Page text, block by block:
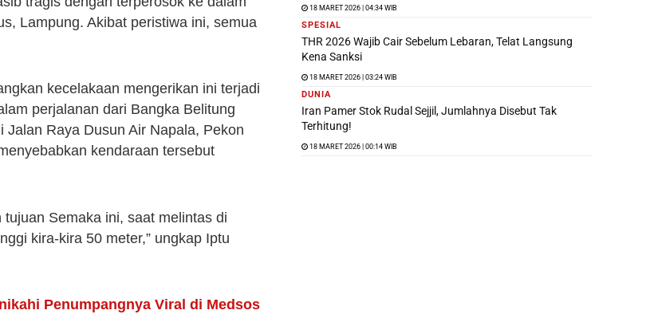
Lampung. Akibat peristiwa ini, semua
kecelakaan mengerikan ini terjadi
perjalanan dari Bangka Belitung
Jalan Raya Dusun Air Napala, Pekon
kendaraan tersebut
Semaka ini, saat melintas di
kira-kira 50 meter,” ungkap Iptu
Penumpangnya Viral di Medsos
18 MARET 2026 | 04:34 WIB
SPESIAL
THR 2026 Wajib Cair Sebelum Lebaran, Telat Langsung
Kena Sanksi
18 MARET 2026 | 03:24 WIB
DUNIA
Iran Pamer Stok Rudal Sejjil, Jumlahnya Disebut Tak
Terhitung!
18 MARET 2026 | 00:14 WIB